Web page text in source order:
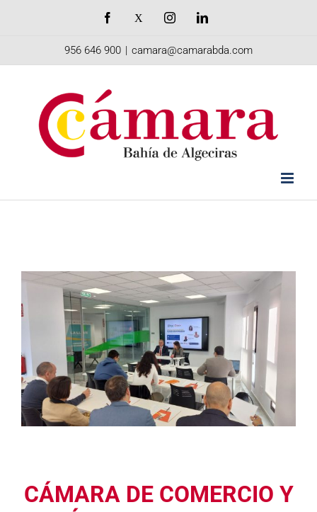
Facebook InstagramLinkedIn
956 646 900 | camara@camarabda.com
CÁMARA DE COMERCIO Y